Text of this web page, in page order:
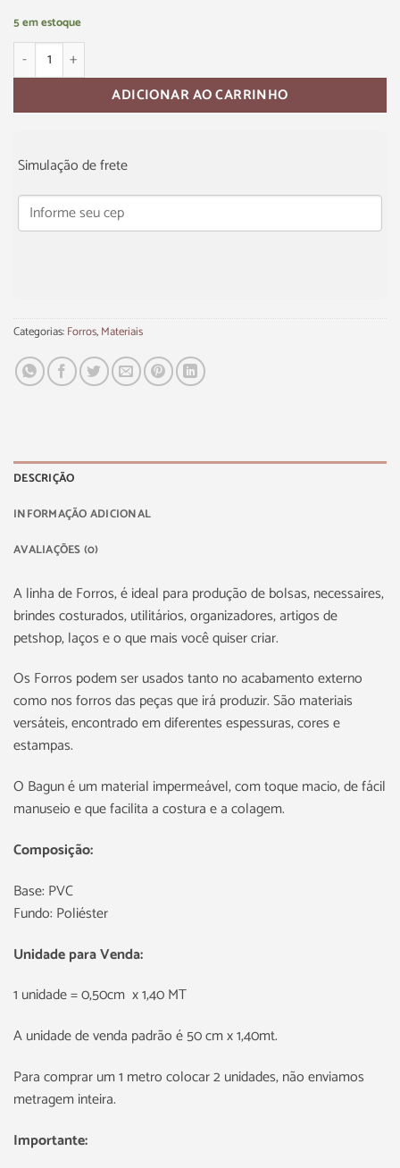
5 em estoque
ADICIONAR AO CARRINHO
Simulação de frete
Categorias:Forros,Materiais
DESCRIÇÃO
INFORMAÇÃO ADICIONAL
AVALIAÇÕES (0)
A linha de Forros, é ideal para produção de bolsas, necessaires,
brindes costurados, utilitários, organizadores, artigos de
petshop, laços e o que mais você quiser criar.
Os Forros podem ser usados tanto no acabamento externo
como nos forros das peças que irá produzir. São materiais
versáteis, encontrado em diferentes espessuras, cores e
estampas.
O Bagun é um material impermeável, com toque macio, de fácil
manuseio e que facilita a costura e a colagem.
Composição:
Base: PVC
Fundo: Poliéster
Unidade para Venda:
1 unidade = 0,50cm x 1,40 MT
A unidade de venda padrão é 50 cm x 1,40mt.
Para comprar um 1 metro colocar 2 unidades, não enviamos
metragem inteira.
Importante: